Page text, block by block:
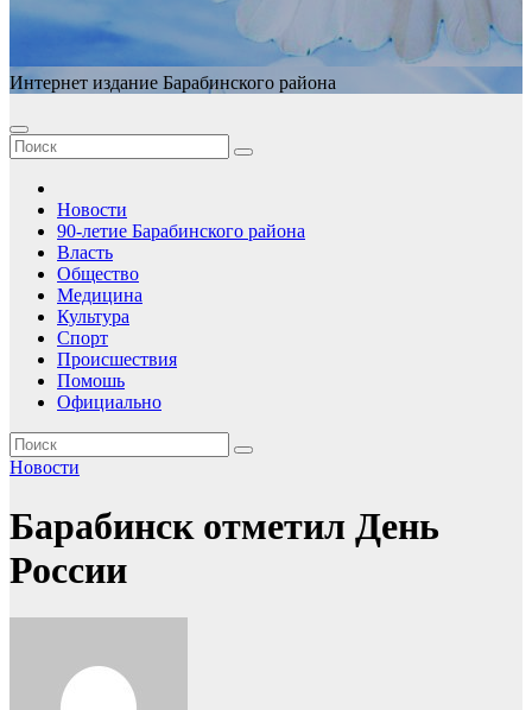
Интернет издание Барабинского района
Новости
90-летие Барабинского района
Власть
Общество
Медицина
Культура
Спорт
Происшествия
Помошь
Официально
Новости
Барабинск отметил День
России